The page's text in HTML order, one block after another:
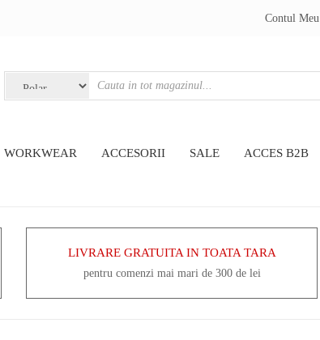
Contul Meu
WORKWEAR ACCESORII SALE ACCES B2B
LIVRARE GRATUITA IN TOATA TARA
pentru comenzi mai mari de 300 de lei